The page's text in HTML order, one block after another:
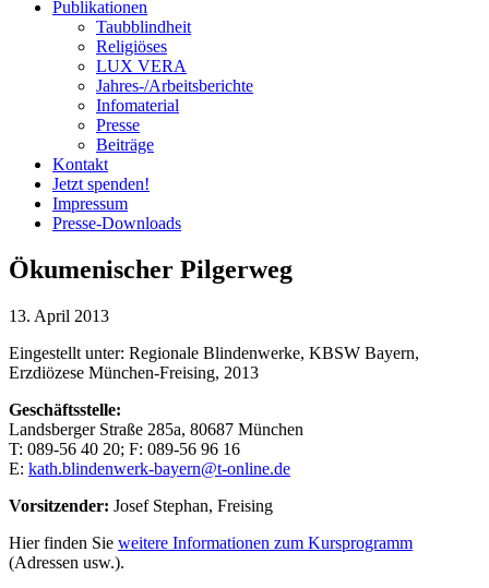
Publikationen
Taubblindheit
Religiöses
LUX VERA
Jahres-/​Arbeitsberichte
Infomaterial
Presse
Beiträge
Kontakt
Jetzt spenden!
Impressum
Presse-Downloads
Ökumenischer Pilgerweg
13. April 2013
Eingestellt unter: Regionale Blindenwerke, KBSW Bayern,
Erzdiözese München-Freising, 2013
Geschäftsstelle:
Landsberger Straße 285a, 80687 München
T: 089-56 40 20; F: 089-56 96 16
E: kath.blindenwerk-bayern@t-online.de
Vorsitzender: Josef Stephan, Freising
Hier finden Sie weitere Informationen zum Kursprogramm
(Adressen usw.).